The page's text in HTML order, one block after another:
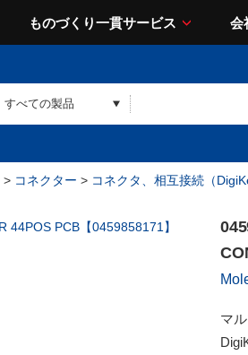
ものづくり一貫サービス 会
> コネクター > コネクタ、相互接続（
マ